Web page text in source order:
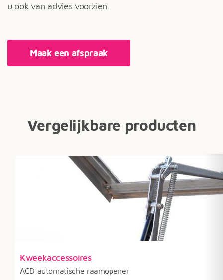
u ook van advies voorzien.
Maak een afspraak
Vergelijkbare producten
Kweekaccessoires
ACD automatische raamopener